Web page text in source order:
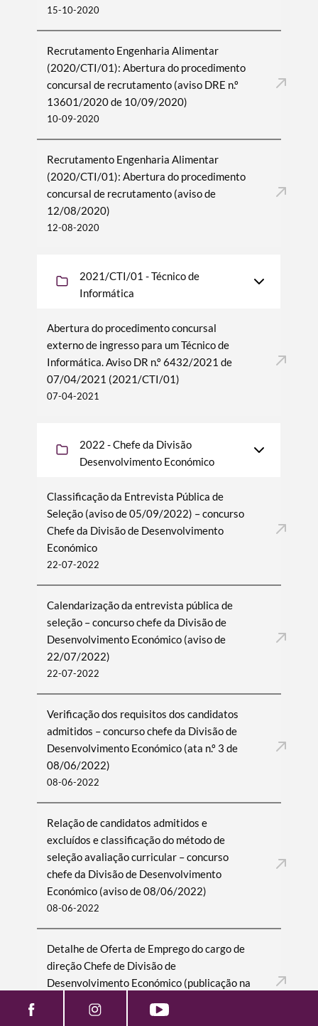
15-10-2020
Recrutamento Engenharia Alimentar
(2020/CTI/01): Abertura do procedimento
concursal de recrutamento (aviso DRE n.º
13601/2020 de 10/09/2020)
10-09-2020
Recrutamento Engenharia Alimentar
(2020/CTI/01): Abertura do procedimento
concursal de recrutamento (aviso de
12/08/2020)
12-08-2020
2021/CTI/01 - Técnico de
Informática
Abertura do procedimento concursal
externo de ingresso para um Técnico de
Informática. Aviso DR n.º 6432/2021 de
07/04/2021 (2021/CTI/01)
07-04-2021
2022 - Chefe da Divisão
Desenvolvimento Económico
Classificação da Entrevista Pública de
Seleção (aviso de 05/09/2022) – concurso
Chefe da Divisão de Desenvolvimento
Económico
22-07-2022
Calendarização da entrevista pública de
seleção – concurso chefe da Divisão de
Desenvolvimento Económico (aviso de
22/07/2022)
22-07-2022
Verificação dos requisitos dos candidatos
admitidos – concurso chefe da Divisão de
Desenvolvimento Económico (ata n.º 3 de
08/06/2022)
08-06-2022
Relação de candidatos admitidos e
excluídos e classificação do método de
seleção avaliação curricular – concurso
chefe da Divisão de Desenvolvimento
Económico (aviso de 08/06/2022)
08-06-2022
Detalhe de Oferta de Emprego do cargo de
direção Chefe de Divisão de
Desenvolvimento Económico (publicação na
09-03-2022